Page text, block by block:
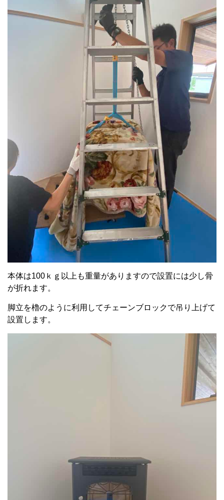
本体は100ｋｇ以上も重量がありますので設置には少し骨
が折れます。
脚立を櫓のように利用してチェーンブロックで吊り上げて
設置します。